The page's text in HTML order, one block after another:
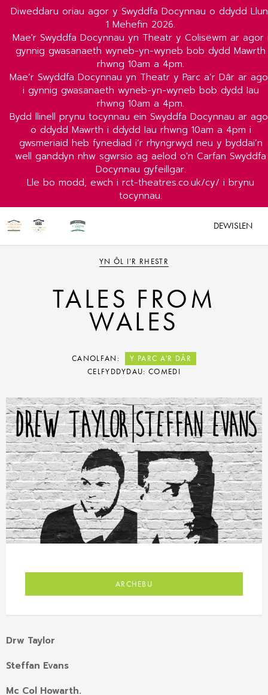
Diweddaru oriau agor y Swyddfa Docynnau o ddydd
1 Mehefin 2026.
Mae'r Swyddfa Docynnau yn Theatr y Colisëwm ar agor
gynnig gwasanaeth wyneb-yn-wyneb bob dydd Mawrth
rhwng 10am a 4pm.
Mae’r Swyddfa Docynnau yn Theatr y Parc a’r Dâr ar
i gynnig gwasanaeth wyneb-yn-wyneb bob dydd Iau
rhwng 10am a 4pm.
Bydd llinell prynu tocynnau ein Swyddfa Docynnau ar
o ddydd Mawrth i ddydd Iau rhwng 10am a 4pm i
gwsmeriaid heb fynediad i’r rhyngrwyd neu y byddai’n
well ganddyn nhw sgwrsio ag aelod o'n Carfan Swyddfa
Docynnau gyfeillgar.
Lle bo modd, ewch i rct-theatres.co.uk/cy/ i brynu
tocynnau.
DEWISLEN
YN ÔL I’R RHESTR
TALES FROM
WALES
CANOLFAN:
Y PARC A'R DÂR
CELFYDDYDAU: COMEDI
ARCHEBU
Drw Taylor
Steffan Evans
Mc Col Howarth.